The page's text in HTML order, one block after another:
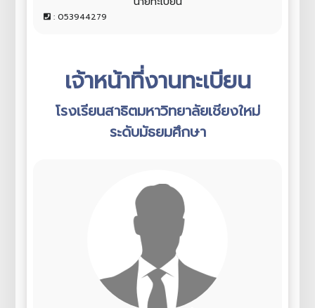
: 053944279
เจ้าหน้าที่งานทะเบียน
โรงเรียนสาธิตมหาวิทยาลัยเชียงใหม่
ระดับมัธยมศึกษา